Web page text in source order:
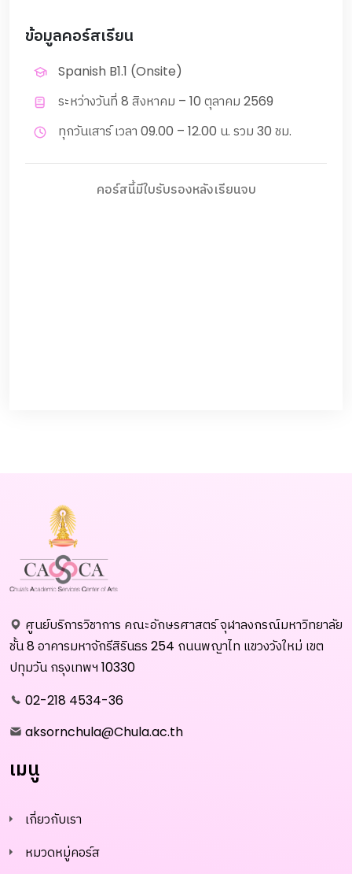
ข้อมูลคอร์สเรียน
Spanish B1.1 (Onsite)
ระหว่างวันที่ 8 สิงหาคม – 10 ตุลาคม 2569
ทุกวันเสาร์ เวลา 09.00 – 12.00 น. รวม 30 ชม.
คอร์สนี้มีใบรับรองหลังเรียนจบ
ศูนย์บริการวิชาการ คณะอักษรศาสตร์ จุฬาลงกรณ์มหาวิทยาลัย
ชั้น 8 อาคารมหาจักรีสิรินธร 254 ถนนพญาไท แขวงวังใหม่ เขต
ปทุมวัน กรุงเทพฯ 10330
02-218 4534-36
aksornchula@Chula.ac.th
เมนู
เกี่ยวกับเรา
หมวดหมู่คอร์ส